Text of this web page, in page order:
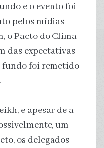
e o evento foi
pelos mídias
o Pacto do Clima
das expectativas
foi remetido
e apesar de a
um
os delegados